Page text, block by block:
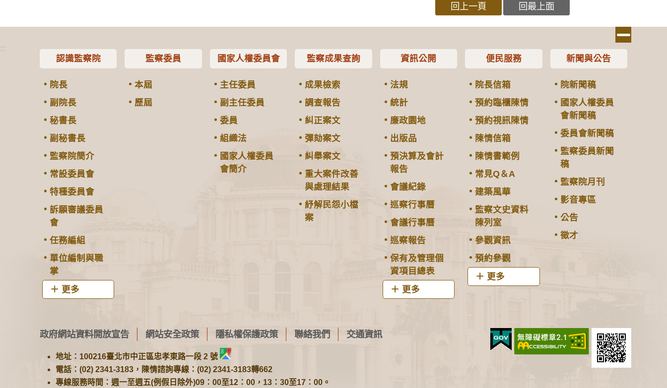
回上一頁 回最上面
:::
認識監察院
院長
副院長
秘書長
副秘書長
監察院簡介
常設委員會
特種委員會
訴願審議委員
會
任務編組
單位編制與職
掌
更多
監察委員
本屆
歷屆
國家人權委員會
主任委員
副主任委員
委員
組織法
國家人權委員
會簡介
監察成果查詢
成果檢索
調查報告
糾正案文
彈劾案文
糾舉案文
重大案件改善
與處理結果
紓解民怨小檔
案
資訊公開
法規
統計
廉政園地
出版品
預決算及會計
報告
會議紀錄
巡察行事曆
會議行事曆
巡察報告
保有及管理個
資項目總表
更多
便民服務
院長信箱
預約臨櫃陳情
預約視訊陳情
陳情信箱
陳情書範例
常見Q＆A
建築風華
監察文史資料
陳列室
參觀資訊
預約參觀
更多
新聞與公告
院新聞稿
國家人權委員
會新聞稿
委員會新聞稿
監察委員新聞
稿
監察院月刊
影音專區
公告
徵才
政府網站資料開放宣告 網站安全政策 隱私權保護政策 聯絡我們 交通資訊
地址：100216臺北市中正區忠孝東路一段 2 號
電話：(02) 2341-3183，陳情諮詢專線：(02) 2341-3183轉662
專線服務時間：週一至週五(例假日除外)09：00至12：00，13：30至17：00。